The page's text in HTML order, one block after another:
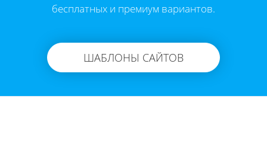
бесплатных и премиум вариантов.
ШАБЛОНЫ САЙТОВ